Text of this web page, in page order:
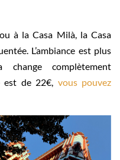
à la Casa Milà, la Casa
L’ambiance est plus
complètement
est de 22€, vous pouvez